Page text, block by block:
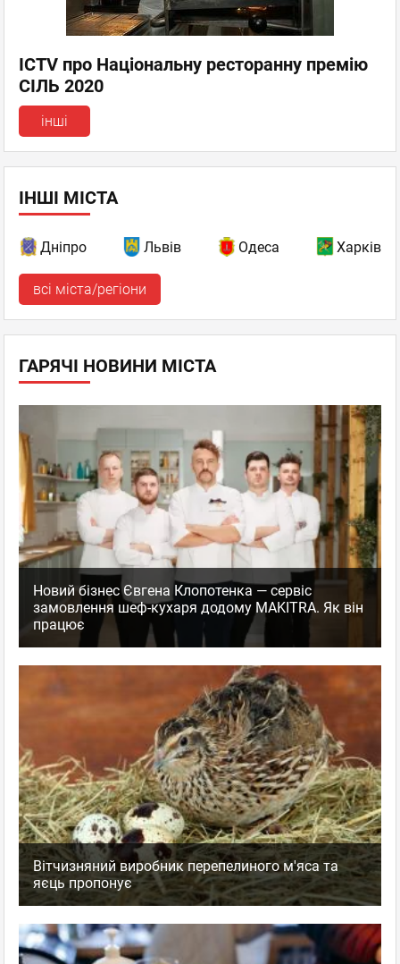
ICTV про Національну ресторанну премію
СІЛЬ 2020
інші
ІНШІ МІСТА
Дніпро Львів Одеса Харків
всі міста/регіони
ГАРЯЧІ НОВИНИ МІСТА
Новий бізнес Євгена Клопотенка — сервіс
замовлення шеф-кухаря додому MAKITRA. Як він
працює
Вітчизняний виробник перепелиного м'яса та
яєць пропонує